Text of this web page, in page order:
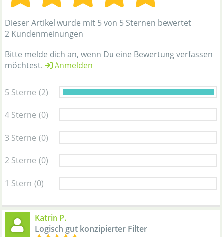
Dieser Artikel wurde mit 5 von 5 Sternen bewertet
2 Kundenmeinungen
Bitte melde dich an, wenn Du eine Bewertung verfassen
möchtest.
Anmelden
5 Sterne (2)
4 Sterne (0)
3 Sterne (0)
2 Sterne (0)
1 Stern (0)
Katrin P.
Logisch gut konzipierter Filter